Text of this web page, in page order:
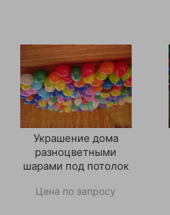
Украшение дома
разноцветными
шарами под потолок
Цена по запросу